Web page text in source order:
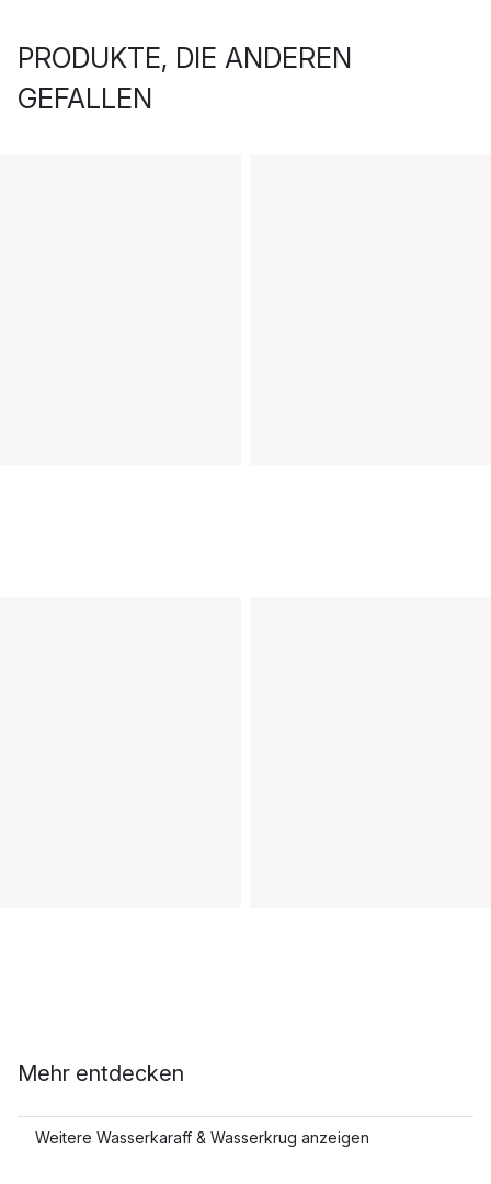
PRODUKTE, DIE ANDEREN
GEFALLEN
Mehr entdecken
Weitere Wasserkaraff & Wasserkrug anzeigen